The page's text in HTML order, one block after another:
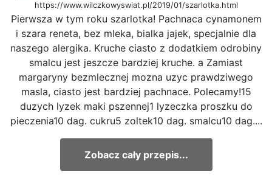
https://www.wilczkowyswiat.pl/2019/01/szarlotka.html
Pierwsza w tym roku szarlotka! Pachnaca cynamonem
i szara reneta, bez mleka, bialka jajek, specjalnie dla
naszego alergika. Kruche ciasto z dodatkiem odrobiny
smalcu jest jeszcze bardziej kruche. a Zamiast
margaryny bezmlecznej mozna uzyc prawdziwego
masla, ciasto jest bardziej pachnace. Polecamy!15
duzych lyzek maki pszennej1 lyzeczka proszku do
pieczenia10 dag. cukru5 zoltek10 dag. smalcu10 dag....
Zobacz cały przepis...